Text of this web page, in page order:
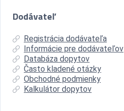
Dodávateľ
Registrácia dodávateľa
Informácie pre dodávateľov
Databáza dopytov
Často kladené otázky
Obchodné podmienky
Kalkulátor dopytov